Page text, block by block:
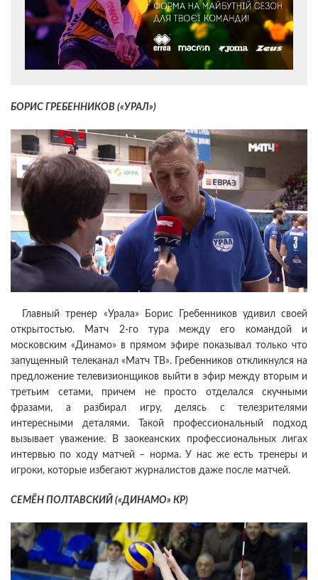
БОРИС ГРЕБЕННИКОВ («УРАЛ»)
Главный тренер «Урала» Борис Гребенников удивил своей
открытостью. Матч 2-го тура между его командой и
московским «Динамо» в прямом эфире показывал только что
запущенный телеканал «Матч ТВ». Гребенников откликнулся на
предложение телевизионщиков выйти в эфир между вторым и
третьим сетами, причем не просто отделался скучными
фразами, а разбирал игру, делясь с телезрителями
интересными деталями. Такой профессиональный подход
вызывает уважение. В заокеанских профессиональных лигах
интервью по ходу матчей – норма. У нас же есть тренеры и
игроки, которые избегают журналистов даже после матчей.
СЕМЁН ПОЛТАВСКИЙ («ДИНАМО» КР)